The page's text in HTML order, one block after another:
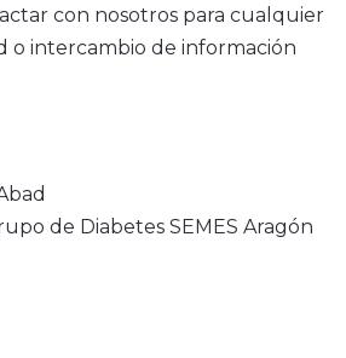
con nosotros para cualquier
o intercambio de información
de Diabetes SEMES Aragón
in emergency patients